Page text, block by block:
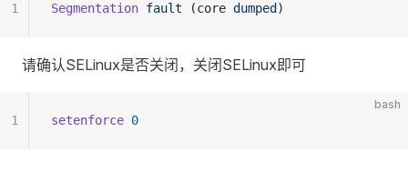
Segmentation fault (core dumped )
1
请确认SELinux是否关闭，关闭SELinux即可
bash
setenforce 0
1